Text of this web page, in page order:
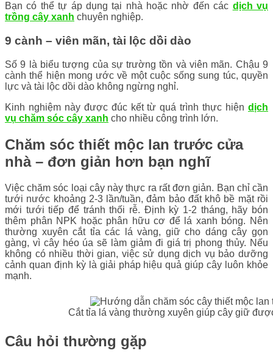
Bạn có thể tự áp dụng tại nhà hoặc nhờ đến các dịch vụ
trồng cây xanh chuyên nghiệp.
9 cành – viên mãn, tài lộc dồi dào
Số 9 là biểu tượng của sự trường tồn và viên mãn. Chậu 9
cành thể hiện mong ước về một cuộc sống sung túc, quyền
lực và tài lộc dồi dào không ngừng nghỉ.
Kinh nghiệm này được đúc kết từ quá trình thực hiện dịch
vụ chăm sóc cây xanh cho nhiều công trình lớn.
Chăm sóc thiết mộc lan trước cửa
nhà – đơn giản hơn bạn nghĩ
Việc chăm sóc loại cây này thực ra rất đơn giản. Bạn chỉ cần
tưới nước khoảng 2-3 lần/tuần, đảm bảo đất khô bề mặt rồi
mới tưới tiếp để tránh thối rễ. Định kỳ 1-2 tháng, hãy bón
thêm phân NPK hoặc phân hữu cơ để lá xanh bóng. Nên
thường xuyên cắt tỉa các lá vàng, giữ cho dáng cây gọn
gàng, vì cây héo úa sẽ làm giảm đi giá trị phong thủy. Nếu
không có nhiều thời gian, việc sử dụng dịch vụ bảo dưỡng
cảnh quan định kỳ là giải pháp hiệu quả giúp cây luôn khỏe
mạnh.
Cắt tỉa lá vàng thường xuyên giúp cây giữ
Câu hỏi thường gặp